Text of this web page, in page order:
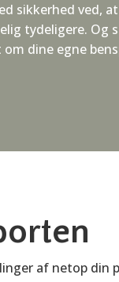
sikkerhed ved,
tydeligere. Og
dine egne
af netop din